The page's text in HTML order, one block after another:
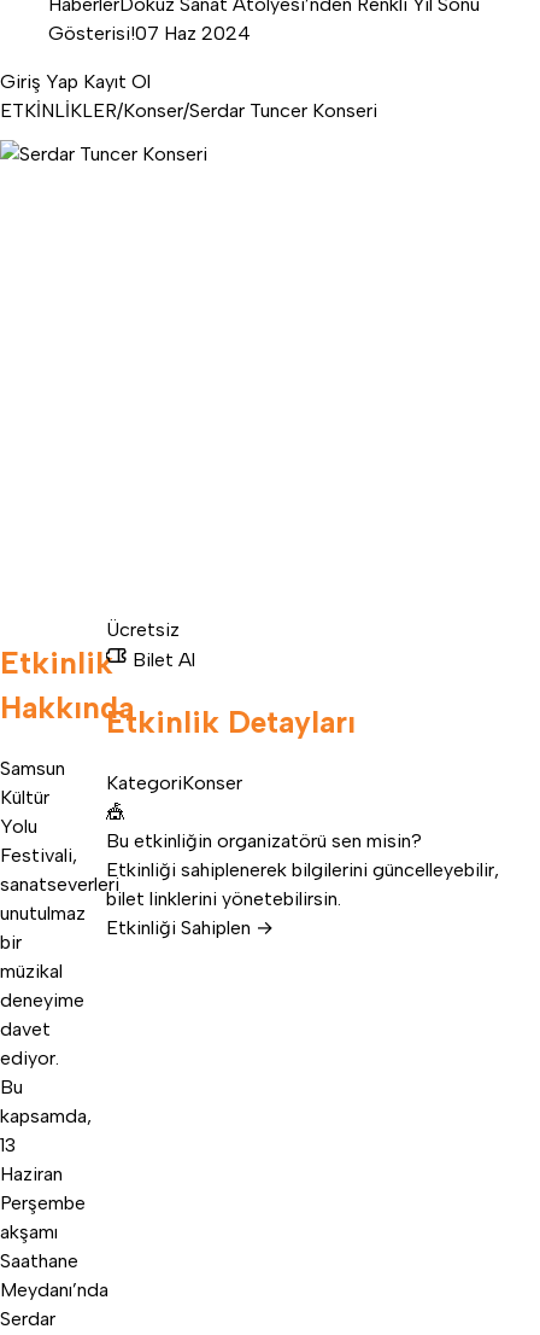
Gösterisi!07 Haz 2024
Giriş Yap Kayıt Ol
ETKİNLİKLER/Konser/Serdar Tuncer Konseri
Etkinlik
Hakkında
Samsun
Kültür
Yolu
Festivali,
sanatseverleri
unutulmaz
bir
müzikal
deneyime
davet
ediyor.
Bu
kapsamda,
13
Haziran
Perşembe
akşamı
Saathane
Meydanı’nda
Serdar
Ücretsiz
Bilet Al
Etkinlik Detayları
KategoriKonser
🎪
Bu etkinliğin organizatörü sen misin?
Etkinliği sahiplenerek bilgilerini güncelleyebilir,
bilet linklerini yönetebilirsin.
Etkinliği Sahiplen →